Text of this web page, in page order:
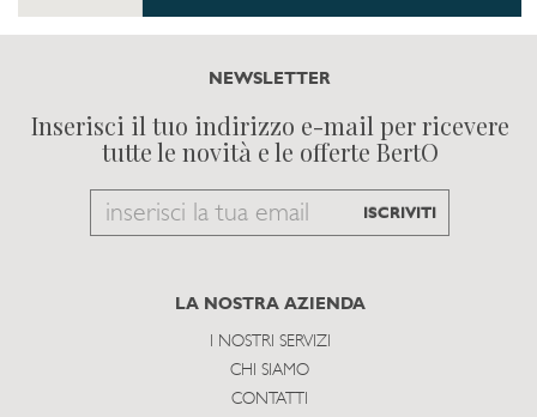
NEWSLETTER
Inserisci il tuo indirizzo e-mail per ricevere
tutte le novità e le offerte BertO
Email
subscribe
ISCRIVITI
LA NOSTRA AZIENDA
I NOSTRI SERVIZI
CHI SIAMO
CONTATTI